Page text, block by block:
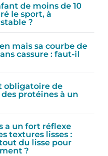
de moins de 10
le sport, à
?
mais sa courbe de
cassure : faut-il
obligatoire de
protéines à un
a un fort réflexe
textures lisses :
du lisse pour
?